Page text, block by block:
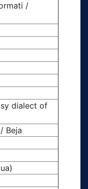
/
dialect of
Beja